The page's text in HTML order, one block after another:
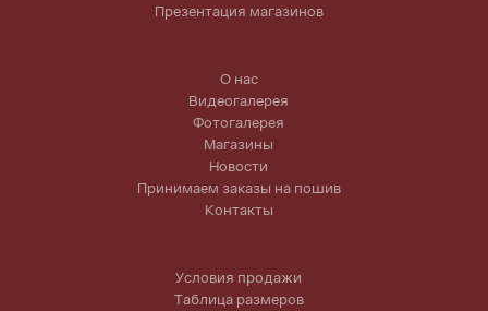
Презентация магазинов
О нас
Видеогалерея
Фотогалерея
Магазины
Новости
Принимаем заказы на пошив
Контакты
Условия продажи
Таблица размеров